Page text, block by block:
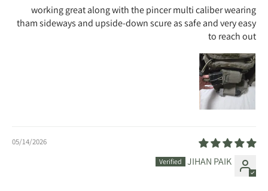
working great along with the pincer multi caliber wearing
tham sideways and upside-down scure as safe and very easy
to reach out
05/14/2026
JIHAN PAIK